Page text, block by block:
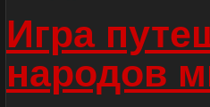
Игра
народов